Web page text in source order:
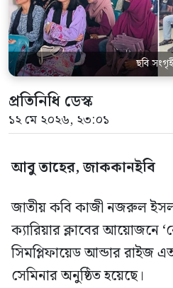
হ্যাক ম্যানেজার মো.
ছবি
প্রতিনিধি ডেস্ক
১২ মে ২০২৬, ২৩:০১
আবু তাহের, জাককানইবি
জাতীয় কবি কাজী নজরুল
ক্যারিয়ার ক্লাবের আয়োজনে
সিমপ্লিফায়েড আন্ডার রাইজ
সেমিনার অনুষ্ঠিত হয়েছে।